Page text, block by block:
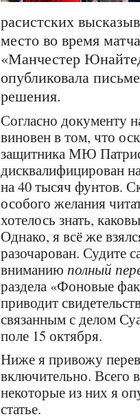
расистских
место во время
«Манчестер
опубликовала
решения.
Согласно документу
виновен в том, что
защитника МЮ
дисквалифицирован
на 40 тысяч фунтов.
особого желания
хотелось знать,
Однако, я всё же
разочарован. Судите
вниманию полный
раздела «Фоновые
приводит
связанным с делом
поле 15 октября.
Ниже я привожу
включительно. Всего
некоторые из них я
статье.